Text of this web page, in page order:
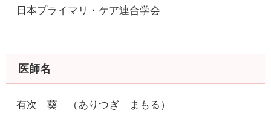
日本プライマリ・ケア連合学会
医師名
有次 葵 （ありつぎ まもる）